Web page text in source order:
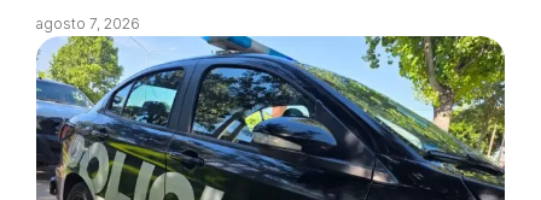
agosto 7, 2026